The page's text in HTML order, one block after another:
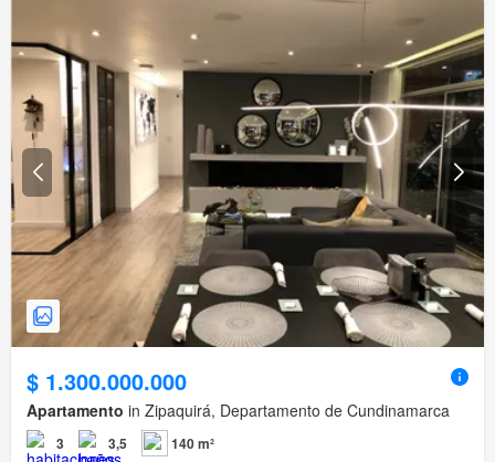
$ 1.300.000.000
Apartamento in Zipaquirá, Departamento de Cundinamarca
3 3,5 140 m²